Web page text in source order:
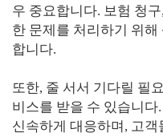
우 중요합니다. 보험 청
한 문제를 처리하기 위
합니다.
또한, 줄 서서 기다릴 필
비스를 받을 수 있습니
신속하게 대응하며, 고